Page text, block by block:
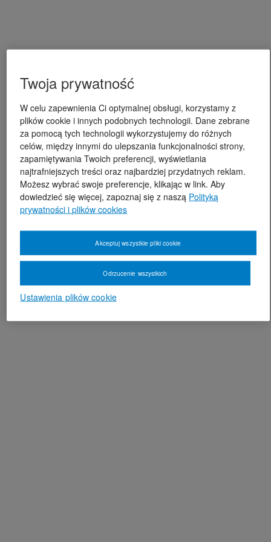
Twoja prywatność
W celu zapewnienia Ci optymalnej obsługi, korzystamy z
plików cookie i innych podobnych technologii. Dane zebrane
za pomocą tych technologii wykorzystujemy do różnych
celów, między innymi do ulepszania funkcjonalności strony,
zapamiętywania Twoich preferencji, wyświetlania
najtrafniejszych treści oraz najbardziej przydatnych reklam.
Możesz wybrać swoje preferencje, klikając w link. Aby
dowiedzieć się więcej, zapoznaj się z naszą Polityką
prywatności i plików cookies
Ustawienia plików cookie
Odrzucenie wszystkich
Akceptuj wszystkie pliki cookie